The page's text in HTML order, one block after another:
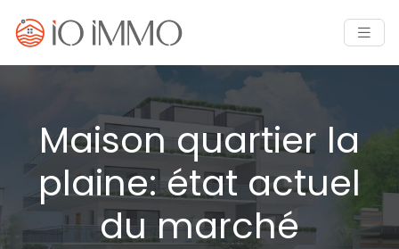
Maison quartier la
plaine: état actuel
du marché